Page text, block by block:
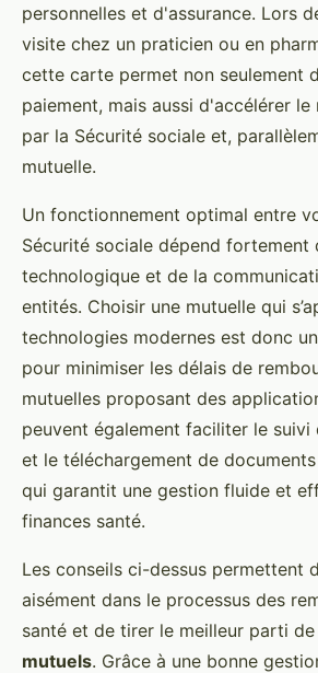
personnelles et d'assurance. Lors
visite chez un praticien ou en
cette carte permet non seulement
paiement, mais aussi d'accélérer le
par la Sécurité sociale et,
mutuelle.
Un fonctionnement optimal entre
Sécurité sociale dépend fortement
technologique et de la
entités. Choisir une mutuelle qui
technologies modernes est donc
pour minimiser les délais de
mutuelles proposant des
peuvent également faciliter le suivi
et le téléchargement de
qui garantit une gestion fluide et
finances santé.
Les conseils ci-dessus permettent
aisément dans le processus des
santé et de tirer le meilleur parti
mutuels. Grâce à une bonne